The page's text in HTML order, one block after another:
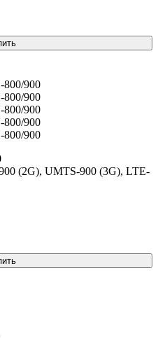
(2G), UMTS-900 (3G), LTE-